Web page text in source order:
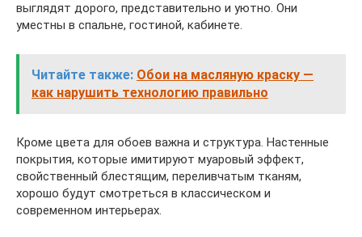
выглядят дорого, представительно и уютно. Они
уместны в спальне, гостиной, кабинете.
Читайте также: Обои на масляную краску —
как нарушить технологию правильно
Кроме цвета для обоев важна и структура. Настенные
покрытия, которые имитируют муаровый эффект,
свойственный блестящим, переливчатым тканям,
хорошо будут смотреться в классическом и
современном интерьерах.